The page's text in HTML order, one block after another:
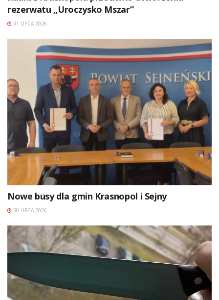
rezerwatu „Uroczysko Mszar”
31 LIPCA 2026
Nowe busy dla gmin Krasnopol i Sejny
30 LIPCA 2026